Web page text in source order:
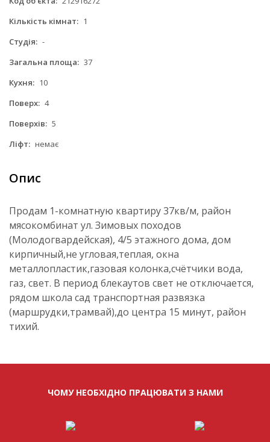
Кількість кімнат: 1
Студія: -
Загальна площа: 37
Кухня: 10
Поверх: 4
Поверхів: 5
Ліфт: немає
Опис
Продам 1-комнатную квартиру 37кв/м, район
мясокомбинат ул. Зимовых походов
(Молодогвардейская), 4/5 этажного дома, дом
кирпичный,не угловая,теплая, окна
металлопластик,газовая колонка,счётчики вода,
газ, свет. В период блекаутов свет не отключается,
рядом школа сад транспортная развязка
(маршрудки,трамвай),до центра 15 минут, район
тихий.
ЧОМУ НЕОБХІДНО ПРАЦЮВАТИ З НАМИ